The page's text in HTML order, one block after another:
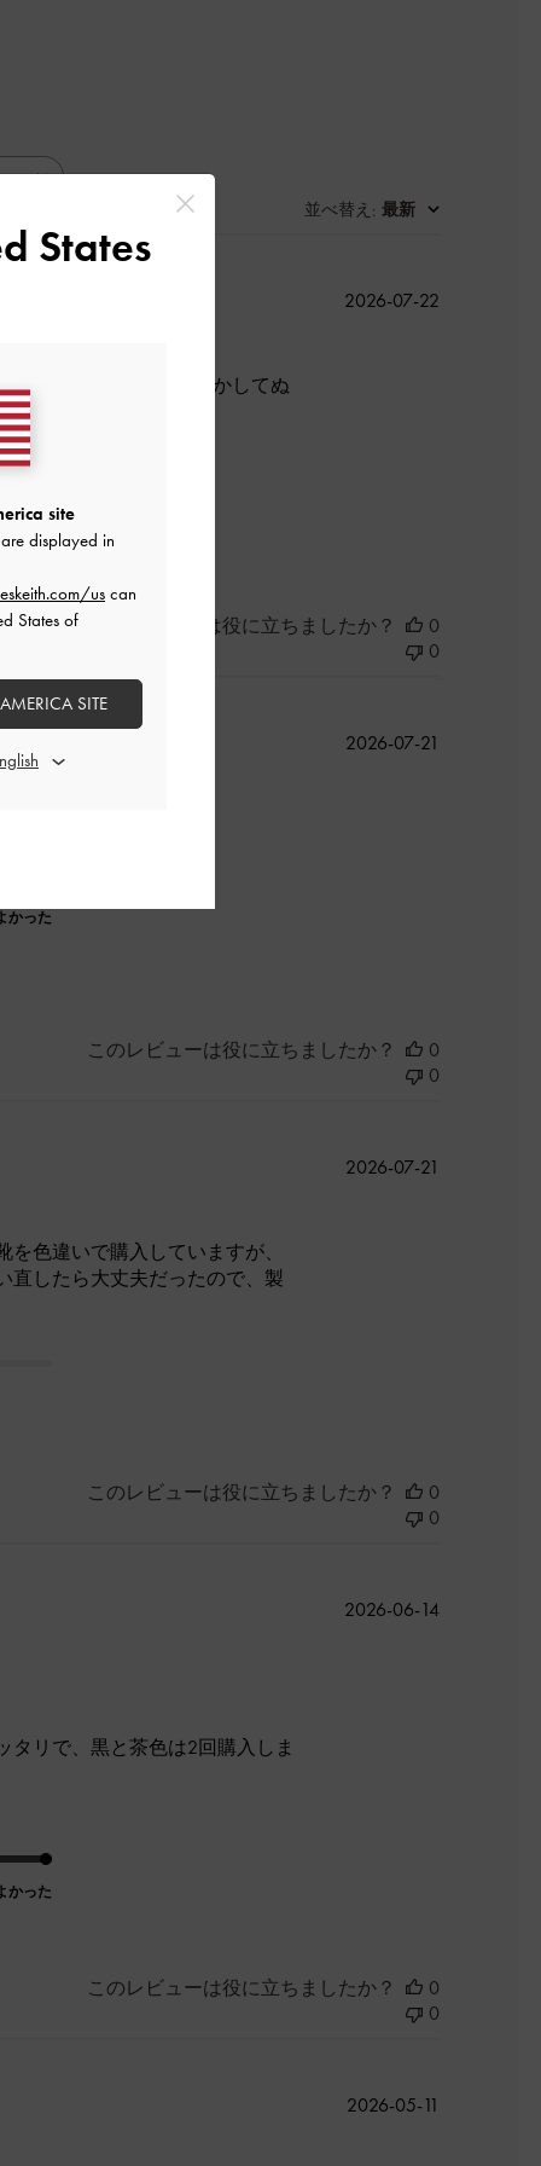
並べ替え : 最新
も歩いているとぱかぱかしてぬ
公
2026-07-22
このレビューは役に立ちましたか？
0
0
かった
2026-07-21
このレビューは役に立ちましたか？
0
0
色違いで購入していますが、
直したら大丈夫だったので、製
2026-07-21
このレビューは役に立ちましたか？
0
0
タリで、黒と茶色は2回購入しま
かった
公
2026-06-14
このレビューは役に立ちましたか？
0
0
2026-05-11
States
site
displayed in
uscan
States of
SITE